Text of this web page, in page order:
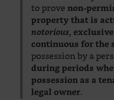
to provenon-
property that is
notorious,
continuous for the
possession by a
during periods
possession as a
legal owner.